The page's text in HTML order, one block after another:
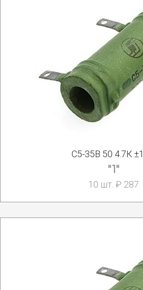
С5-35В 50 4.7К
"1"
10 шт. ₽ 287